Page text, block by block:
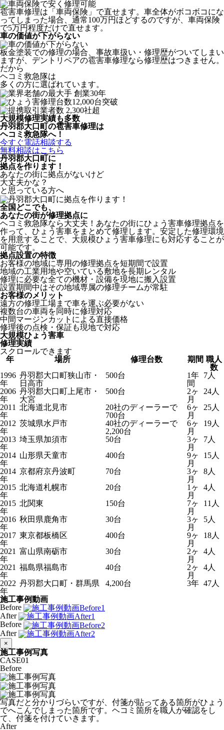
雹害車修理は「車両保険」で直せます。車全体がボコボコにな
ってしまった場合、通常100万円ほどするのですが、車両保険
で5万円程度だけで直せます。
車の価値が下がらない
板金塗装での修理の場合、事故車扱い・修理歴がついてしまい
ますが、デントリペアの雹害車修理なら修理歴はつきません。
だから
ヘコミ救急隊は
多くの方に選ばれています。
大規模修理実績も多数
丹羽郡大口町の雹害車修理は
ヘコミ救急隊へ！
今すぐ電話相談する
無料相談はこちら
丹羽郡大口町に
拠点を作ります！
あなたの街に拠点がないけど
大丈夫かな？
と思っている方へ
全国どこでも、
あなたの街が修理拠点に
ヘコミ救急隊なら大丈夫！あなたの街にひょう害車修理拠点を
作って、ひょう害車をまとめて修理します。安定した修理環境
を用意することで、大規模ひょう害車修理にも対応することが
可能です。
拠点設置の特徴
お客様の地域に専用の修理拠点を短期間で設置
地域の工業用地や空いている敷地を長期レンタル
修理に必要な全ての機材・設備を現地に搬入設置
設置期間中はその地域専属の修理チームが常駐
お客様のメリット
遠方の修理工場まで車を運ぶ必要がない
複数台の車両を同時に修理対応
中間マージンカットによる直接価格
修理後の点検・保証も現地で対応
大規模ひょう害車
修理実績
スクロールできます
年
場所 修理台数 期間 職人
数
1996
年
丹羽郡大口町狭山市・
日高市
500台
1年
間
7人
2006
年
丹羽郡大口町上尾市・
大宮
500台
2ヶ
月
24人
2011
年
北海道北見市
20社のディーラーで
700台
6ヶ
月
25人
2012
年
茨城県水戸市
40社のディーラーで
2,200台
6ヶ
月
19人
2013
年
埼玉県加須市 50台
3ヶ
月
7人
2014
年
山形県天童市 400台
9ヶ
月
15人
2014
年
京都府京丹波町 70台
3ヶ
月
8人
2015
年
北海道札幌市 20台
1ヶ
月
4人
2015
年
北関東 150台
7ヶ
月
11人
2016
年
秋田県鹿角市 30台
3ヶ
月
5人
2017
年
東京都板橋区 400台
9ヶ
月
18人
2021
年
富山県南砺市 30台
2ヶ
月
4人
2021
年
福島県福島市 40台
2ヶ
月
4人
2022
年
丹羽郡大口町・群馬県 4,200台 3年 47人
施工事例動画
Before
After
Before
After
×
施工事例写真
CASE01
Before
写真だと分かりづらいですが、付箋が貼ってある箇所がひょう
でへこんでしまった箇所です。ヘコミ箇所を職人が確認をし
て、付箋を付けていきます。
After